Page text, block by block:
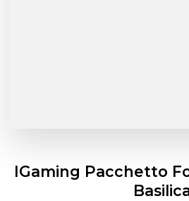
IGaming Pacchetto